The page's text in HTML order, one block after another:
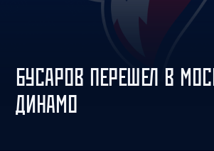
БУСАРОВ ПЕРЕШЕЛ В
ДИНАМО